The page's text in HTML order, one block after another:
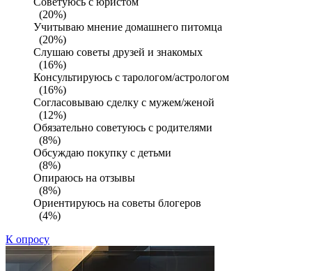
(20%)
Учитываю мнение домашнего питомца
(20%)
Слушаю советы друзей и знакомых
(16%)
Консультируюсь с тарологом/астрологом
(16%)
Согласовываю сделку с мужем/женой
(12%)
Обязательно советуюсь с родителями
(8%)
Обсуждаю покупку с детьми
(8%)
Опираюсь на отзывы
(8%)
Ориентируюсь на советы блогеров
(4%)
К опросу